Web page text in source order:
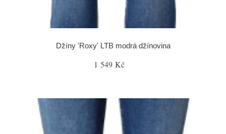
Džíny 'Roxy' LTB modrá džínovina
1 549 Kč